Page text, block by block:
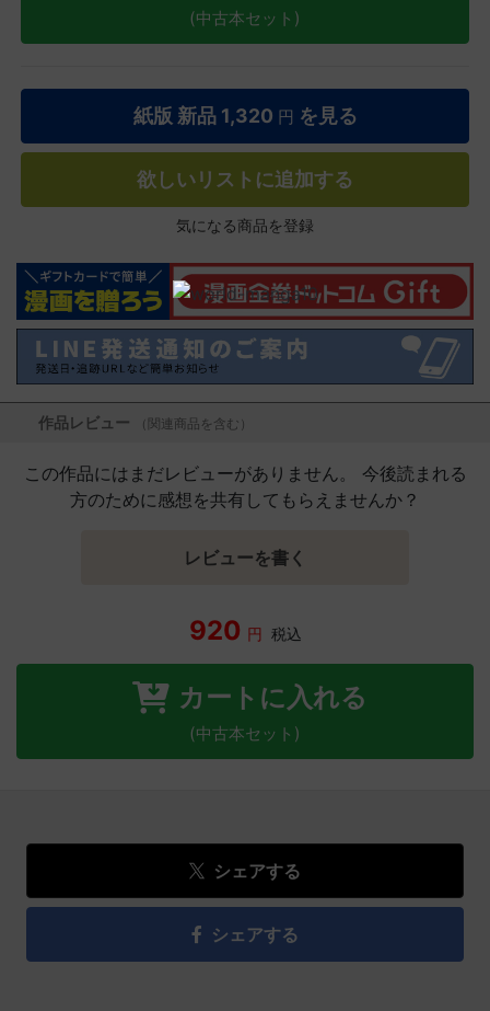
(中古本セット)
紙版 新品 1,320 円 を見る
欲しいリストに追加する
気になる商品を登録
作品レビュー （関連商品を含む）
この作品にはまだレビューがありません。 今後読まれる
方のために感想を共有してもらえませんか？
レビューを書く
920 円 税込
カートに入れる
(中古本セット)
シェアする
シェアする